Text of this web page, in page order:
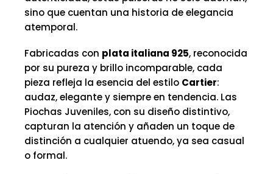
sino que cuentan una historia de elegancia
atemporal.
Fabricadas con plata italiana 925, reconocida
por su pureza y brillo incomparable, cada
pieza refleja la esencia del estilo Cartier:
audaz, elegante y siempre en tendencia. Las
Piochas Juveniles, con su diseño distintivo,
capturan la atención y añaden un toque de
distinción a cualquier atuendo, ya sea casual
o formal.